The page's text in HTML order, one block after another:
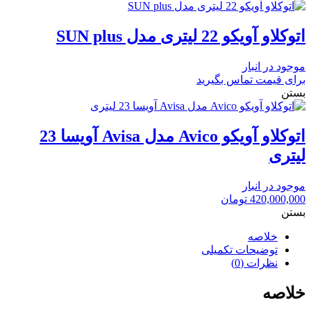
اتوکلاو آویکو 22 لیتری مدل SUN plus
موجود در انبار
برای قیمت تماس بگیرید
بستن
اتوکلاو آویکو Avico مدل Avisa آویسا 23
لیتری
موجود در انبار
420,000,000 تومان
بستن
خلاصه
توضیحات تکمیلی
نظرات (0)
خلاصه